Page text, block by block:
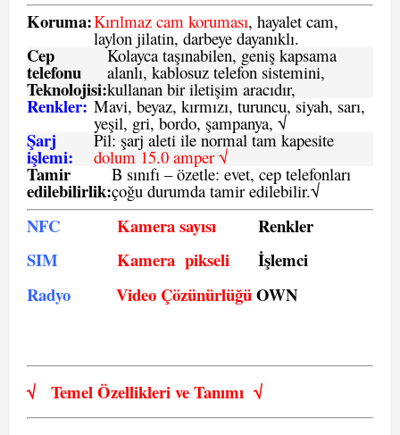
Koruma:Kırılmaz cam koruması, hayalet cam,
laylon jilatin, darbeye dayanıklı.
Cep
telefonu
Teknolojisi:
Kolayca taşınabilen, geniş kapsama
alanlı, kablosuz telefon sistemini,
kullanan bir iletişim aracıdır,
Renkler: Mavi, beyaz, kırmızı, turuncu, siyah, sarı,
yeşil, gri, bordo, şampanya, √
Şarj
işlemi:
Pil: şarj aleti ile normal tam kapesite
dolum 15.0 amper √
Tamir
edilebilirlik:
B sınıfı – özetle: evet, cep telefonları
çoğu durumda tamir edilebilir.√
NFC Kamera sayısı
Renkler
SIM
Kamera pikseli
İşlemci
Radyo
Video ÇözünürlüğüOWN
√ Temel Özellikleri veTanımı √